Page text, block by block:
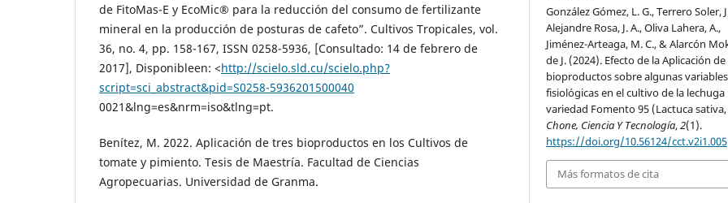
de FitoMas-E y EcoMic® para la reducción del consumo de fertilizante
mineral en la producción de posturas de cafeto”. Cultivos Tropicales, vol.
36, no. 4, pp. 158-167, ISSN 0258-5936, [Consultado: 14 de febrero de
2017], Disponibleen: <http://scielo.sld.cu/scielo.php?
script=sci_abstract&pid=S0258-5936201500040
0021&lng=es&nrm=iso&tlng=pt.
Benítez, M. 2022. Aplicación de tres bioproductos en los Cultivos de
tomate y pimiento. Tesis de Maestría. Facultad de Ciencias
Agropecuarias. Universidad de Granma.
González Gómez, L. G., Terrero Soler,
Alejandre Rosa, J. A., Oliva Lahera, A.,
Jiménez-Arteaga, M. C., & Alarcón
de J. (2024). Efecto de la Aplicación
bioproductos sobre algunas variables
fisiológicas en el cultivo de la lechuga
variedad Fomento 95 (Lactuca sativa,
Chone, Ciencia Y Tecnología,2(1).
https://doi.org/10.56124/cct.v2i1.005
Más formatos de cita